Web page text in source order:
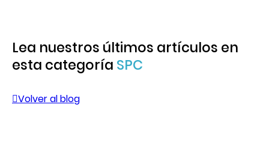
Lea nuestros últimos artículos en
esta categoría SPC
Volver al blog